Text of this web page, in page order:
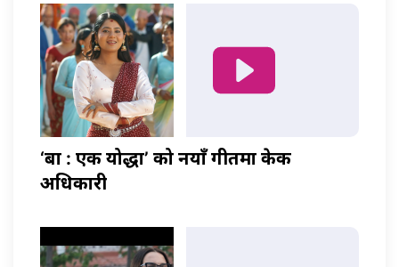
‘बा : एक योद्धा’ को नयाँ गीतमा केकी
अधिकारी